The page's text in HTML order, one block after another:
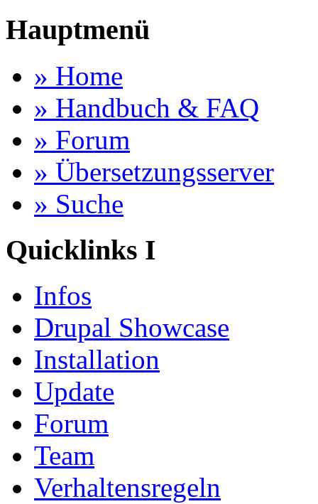
Hauptmenü
» Home
» Handbuch & FAQ
» Forum
» Übersetzungsserver
» Suche
Quicklinks I
Infos
Drupal Showcase
Installation
Update
Forum
Team
Verhaltensregeln